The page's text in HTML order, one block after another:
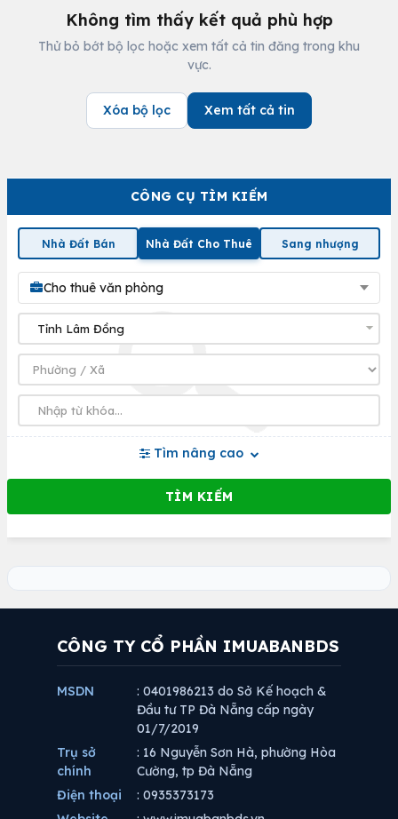
CÔNG CỤ TÌM KIẾM
Nhà Đất Bán Nhà Đất Cho Thuê Sang nhượng
Cho thuê văn phòng
Tìm nâng cao
Không tìm thấy kết quả phù hợp
Thử bỏ bớt bộ lọc hoặc xem tất cả tin đăng trong khu
vực.
Xóa bộ lọc Xem tất cả tin
CÔNG TY CỔ PHẦN IMUABANBDS
MSDN
: 0401986213 do Sở Kế hoạch &
Đầu tư TP Đà Nẵng cấp ngày
01/7/2019
Trụ sở
chính
: 16 Nguyễn Sơn Hà, phường Hòa
Cường, tp Đà Nẵng
Điện thoại
: 0935373173